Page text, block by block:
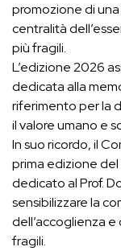
promozione di
centralità
più fragili.
L’edizione 2026
dedicata alla
riferimento per la
il valore umano e
In suo ricordo, il
prima edizione del
dedicato al Prof.
sensibilizzare la
dell’accoglienza
fragili.